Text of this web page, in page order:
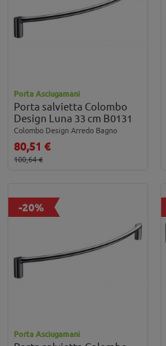
Porta Asciugamani
Porta salvietta Colombo
Design Luna 33 cm B0131
Colombo Design Arredo Bagno
80,51 €
100,64 €
-20%
Porta Asciugamani